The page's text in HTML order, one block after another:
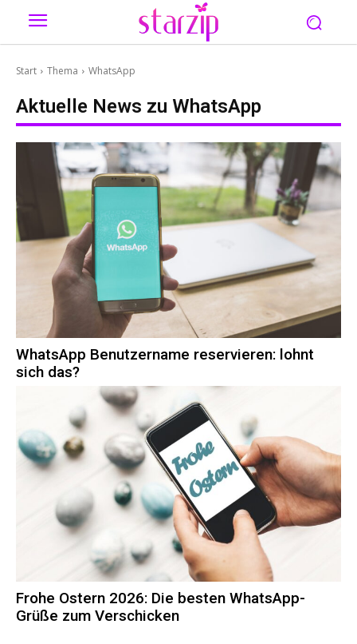
Start Thema WhatsApp
Aktuelle News zu WhatsApp
WhatsApp Benutzername reservieren: lohnt
sich das?
Frohe Ostern 2026: Die besten WhatsApp-
Grüße zum Verschicken